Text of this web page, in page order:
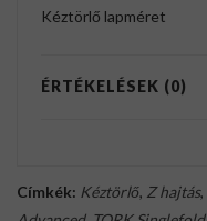
Kéztörlő lapméret
ÉRTÉKELÉSEK (0)
Címkék: Kéztörlő, Z hajtás,